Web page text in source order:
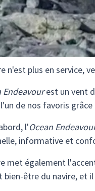
n'est plus en service,
Endeavourest un vent
de nos favoris
l'Ocean
informative et
met également
bien-être du navire, et